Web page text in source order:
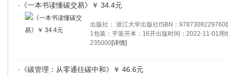
· 《一本书读懂碳交易》￥ 34.4元
出版社： 浙江大学出版社ISBN：
1包装：平装开本：16开出版时间：2022-11-01用
235000[详情]
· 《碳管理：从零通往碳中和》￥ 46.6元